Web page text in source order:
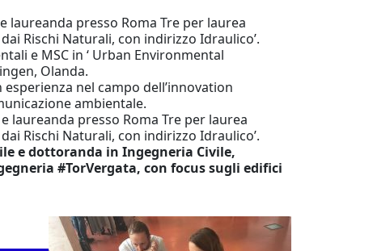
laureanda presso Roma Tre per laurea
Rischi Naturali, con indirizzo Idraulico’.
e MSC in ‘ Urban Environmental
Olanda.
nel campo dell’innovation
ambientale.
laureanda presso Roma Tre per laurea
Rischi Naturali, con indirizzo Idraulico’.
e dottoranda in Ingegneria Civile,
#TorVergata, con focus sugli edifici